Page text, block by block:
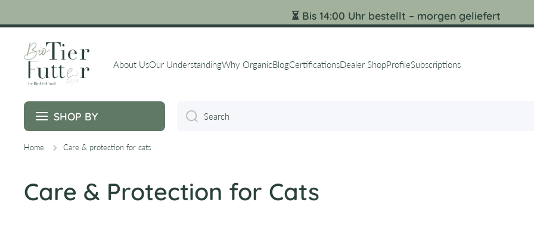
⏳ Bis 14:00 Uhr bestellt – morgen geliefert
About UsOur UnderstandingWhy OrganicBlogCertificationsDealer ShopProfileSubscriptions
SHOP BY Search
Home Care & protection for cats
Care & Protection for Cats